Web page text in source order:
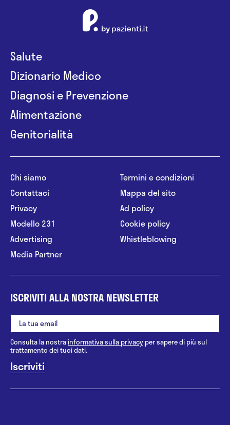
Salute
Dizionario Medico
Diagnosi e Prevenzione
Alimentazione
Genitorialità
Chi siamo
Contattaci
Privacy
Modello 231
Advertising
Media Partner
Termini e condizioni
Mappa del sito
Ad policy
Cookie policy
Whistleblowing
ISCRIVITI ALLA NOSTRA NEWSLETTER
Consulta la nostrainformativa sulla privacy per sapere di più sul
trattamento dei tuoi dati.